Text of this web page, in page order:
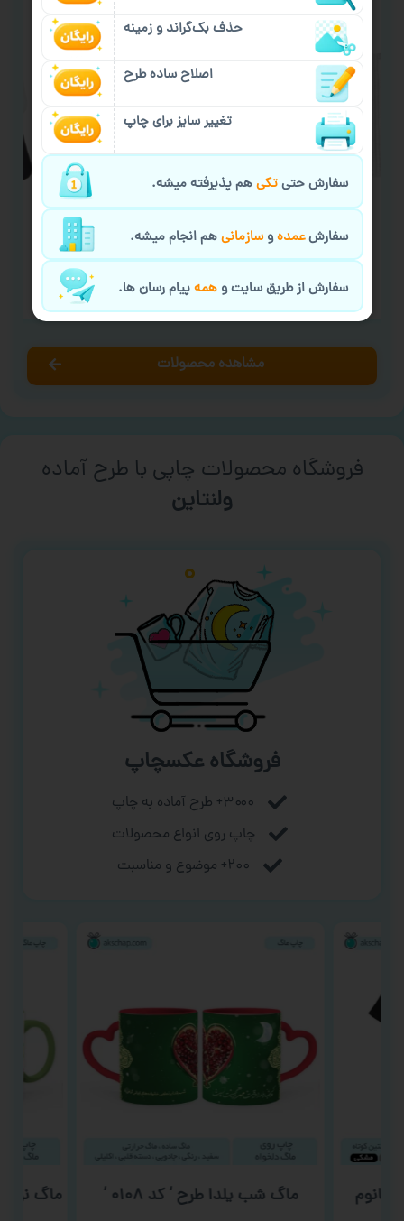
سفارش چاپ عکس
مشاهده محصولات
فروشگاه محصولات چاپی با طرح آماده
ورزشی
فروشگاه عکسچاپ
۳۰۰۰+ طرح آماده به چاپ
چاپ روی انواع محصولات
۲۰۰+ موضوع و مناسبت
خانوم ماگ شب یلدا طرح ‘ کد ۰۱۰۸ ‘ ماگ
حذف بک‌گراند و زمینه
اصلاح ساده طرح
تغییر سایز برای چاپ
سفارش حتیتکیهم پذیرفته میشه.
سفارشعمدهوسازمانیهم انجام میشه.
سفارش از طریق سایت وهمهپیام رسان ها.